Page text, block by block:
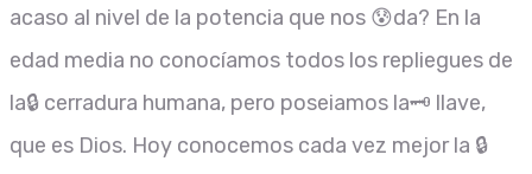
acaso al nivel de la potencia que nos 😰da? En la
edad media no conocíamos todos los repliegues de
la🔒 cerradura humana, pero poseiamos la🗝 llave,
que es Dios. Hoy conocemos cada vez mejor la 🔒